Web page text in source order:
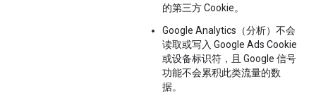
的第三方 Cookie。
Google Analytics（分析）不会
读取或写入 Google Ads Cookie
或设备标识符，且 Google 信号
功能不会累积此类流量的数
据。